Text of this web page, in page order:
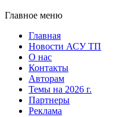
Главное меню
Главная
Новости АСУ ТП
О нас
Контакты
Авторам
Темы на 2026 г.
Партнеры
Реклама